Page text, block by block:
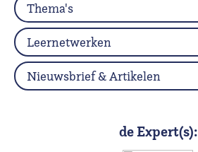
Thema's
Leernetwerken
Nieuwsbrief & Artikelen
de Expert(s):